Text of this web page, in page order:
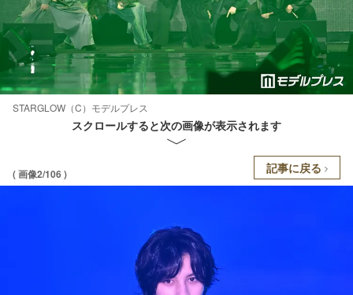
STARGLOW（C）モデルプレス
スクロールすると次の画像が表示されます
( 画像2/106 ) 記事に戻る